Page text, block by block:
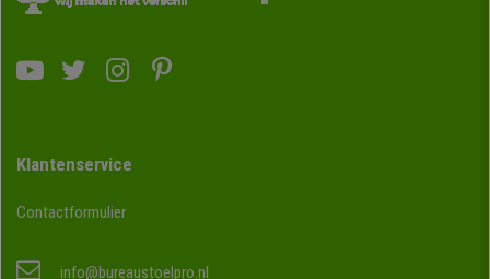
Klantenservice
Contactformulier
info@bureaustoelpro.nl